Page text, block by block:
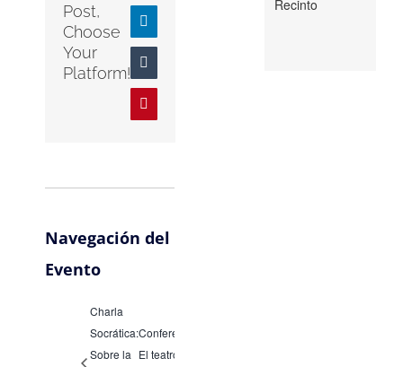
Post,
Choose
Your
Platform!
Navegación del
Evento
Charla
Socrática:
Sobre la
Conferencia:
El teatro
Recinto